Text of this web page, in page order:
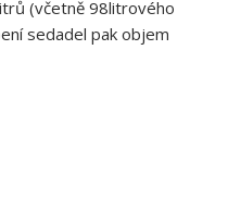
(včetně 98litrového
sedadel pak objem